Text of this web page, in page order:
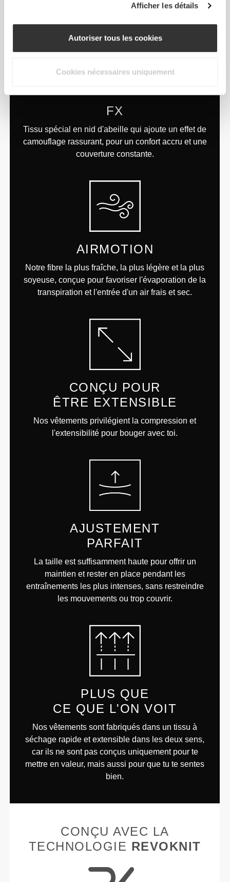
Afficher les détails
Autoriser tous les cookies
Cookies nécessaires uniquement
ton meilleur jour tout en t'entraînant à devenir la
FX
Tissu spécial en nid d'abeille qui ajoute un effet de
camouflage rassurant, pour un confort accru et une
couverture constante.
AIRMOTION
Notre fibre la plus fraîche, la plus légère et la plus
soyeuse, conçue pour favoriser l'évaporation de la
transpiration et l'entrée d'un air frais et sec.
CONÇU POUR
ÊTRE EXTENSIBLE
Nos vêtements privilégient la compression et
l'extensibilité pour bouger avec toi.
AJUSTEMENT
PARFAIT
La taille est suffisamment haute pour offrir un
maintien et rester en place pendant les
entraînements les plus intenses, sans restreindre
les mouvements ou trop couvrir.
PLUS QUE
CE QUE L'ON VOIT
Nos vêtements sont fabriqués dans un tissu à
séchage rapide et extensible dans les deux sens,
car ils ne sont pas conçus uniquement pour te
mettre en valeur, mais aussi pour que tu te sentes
bien.
CONÇU AVEC LA
TECHNOLOGIE REVOKNIT